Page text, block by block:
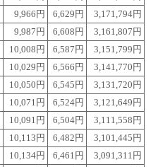
9,966円 6,629円
3,171,794円
9,987円 6,608円
3,161,807円
10,008円 6,587円
3,151,799円
10,029円 6,566円
3,141,770円
10,050円 6,545円
3,131,720円
10,071円 6,524円
3,121,649円
10,091円 6,504円
3,111,558円
10,113円 6,482円
3,101,445円
10,134円 6,461円
3,091,311円